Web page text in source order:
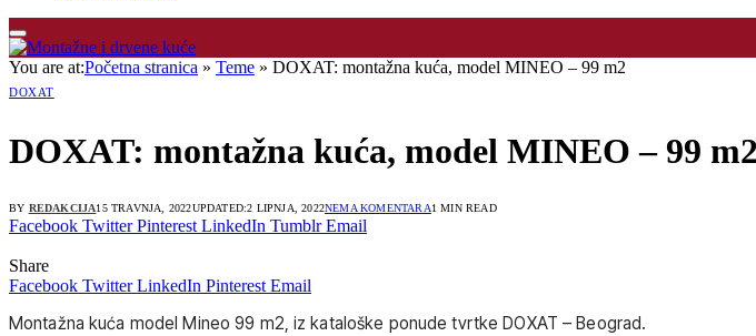
You are at:Početna stranica » Teme » DOXAT: montažna kuća, model MINEO – 99 m2
DOXAT
DOXAT: montažna kuća, model MINEO – 99 m2
BY REDAKCIJA15 TRAVNJA, 2022UPDATED:2 LIPNJA, 2022NEMA KOMENTARA1 MIN READ
Facebook Twitter Pinterest LinkedIn Tumblr Email
Share
Facebook Twitter LinkedIn Pinterest Email
Montažna kuća model Mineo 99 m2, iz kataloške ponude tvrtke DOXAT – Beograd.